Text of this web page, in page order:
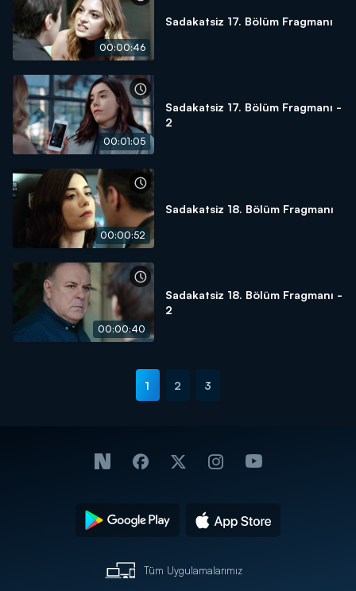
00:00:46
Sadakatsiz 17. Bölüm Fragmanı
00:01:05
Sadakatsiz 17. Bölüm Fragmanı -
2
00:00:52
Sadakatsiz 18. Bölüm Fragmanı
00:00:40
Sadakatsiz 18. Bölüm Fragmanı -
2
1 2 3
Tüm Uygulamalarımız